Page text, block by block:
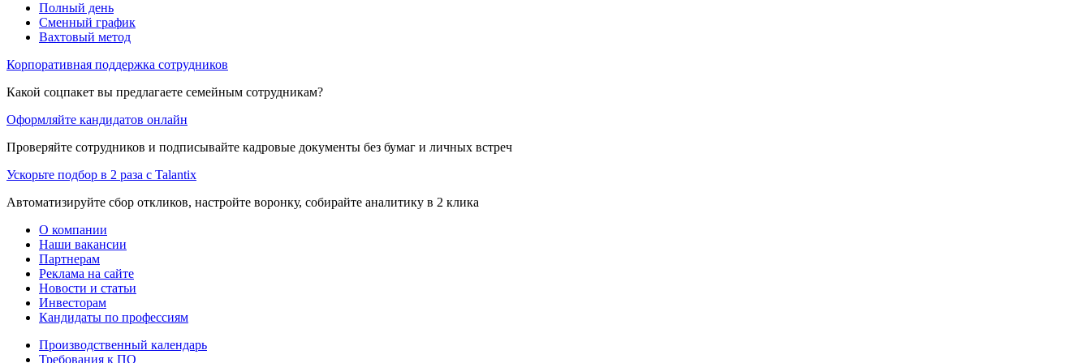
Полный день
Сменный график
Вахтовый метод
Корпоративная поддержка сотрудников
Какой соцпакет вы предлагаете семейным сотрудникам?
Оформляйте кандидатов онлайн
Проверяйте сотрудников и подписывайте кадровые документы без бумаг и личных встреч
Ускорьте подбор в 2 раза с Talantix
Автоматизируйте сбор откликов, настройте воронку, собирайте аналитику в 2 клика
О компании
Наши вакансии
Партнерам
Реклама на сайте
Новости и статьи
Инвесторам
Кандидаты по профессиям
Производственный календарь
Требования к ПО